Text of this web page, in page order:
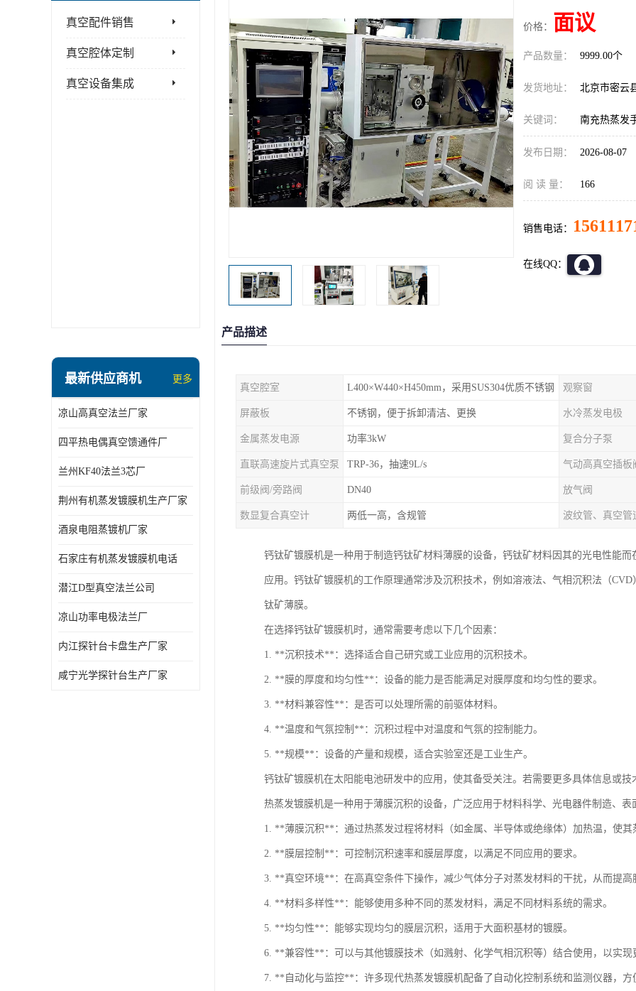
真空配件销售
真空腔体定制
真空设备集成
最新供应商机 更多
凉山高真空法兰厂家
四平热电偶真空馈通件厂
兰州KF40法兰3芯厂
荆州有机蒸发镀膜机生产厂家
酒泉电阻蒸镀机厂家
石家庄有机蒸发镀膜机电话
潜江D型真空法兰公司
凉山功率电极法兰厂
内江探针台卡盘生产厂家
咸宁光学探针台生产厂家
价格： 面议
产品数量： 9999.00个
发货地址： 北京市密
关键词： 南充热蒸发
发布日期： 2026-08-07
阅 读 量： 166
销售电话：
在线QQ：
产品描述
真空腔室 L400×W440×H450mm，采用SUS304优质不锈钢 观察窗
屏蔽板 不锈钢，便于拆卸清洁、更换 水冷蒸发电极
金属蒸发电源 功率3kW 复合分子泵
直联高速旋片式真空泵 TRP-36，抽速9L/s 气动高真空插板
前级阀/旁路阀 DN40 放气阀
数显复合真空计 两低一高，含规管 波纹管、真空管
钙钛矿镀膜机是一种用于制造钙钛矿材料薄膜的设备，钙钛矿材料因其的光电性能
应用。钙钛矿镀膜机的工作原理通常涉及沉积技术，例如溶液法、气相沉积法（
钛矿薄膜。
在选择钙钛矿镀膜机时，通常需要考虑以下几个因素：
1. **沉积技术**：选择适合自己研究或工业应用的沉积技术。
2. **膜的厚度和均匀性**：设备的能力是否能满足对膜厚度和均匀性的要求。
3. **材料兼容性**：是否可以处理所需的前驱体材料。
4. **温度和气氛控制**：沉积过程中对温度和气氛的控制能力。
5. **规模**：设备的产量和规模，适合实验室还是工业生产。
钙钛矿镀膜机在太阳能电池研发中的应用，使其备受关注。若需要更多具体信息或
热蒸发镀膜机是一种用于薄膜沉积的设备，广泛应用于材料科学、光电器件制造、
1. **薄膜沉积**：通过热蒸发过程将材料（如金属、半导体或绝缘体）加热温，使
2. **膜层控制**：可控制沉积速率和膜层厚度，以满足不同应用的要求。
3. **真空环境**：在高真空条件下操作，减少气体分子对蒸发材料的干扰，从而提高
4. **材料多样性**：能够使用多种不同的蒸发材料，满足不同材料系统的需求。
5. **均匀性**：能够实现均匀的膜层沉积，适用于大面积基材的镀膜。
6. **兼容性**：可以与其他镀膜技术（如溅射、化学气相沉积等）结合使用，以实现
7. **自动化与监控**：许多现代热蒸发镀膜机配备了自动化控制系统和监测仪器，方